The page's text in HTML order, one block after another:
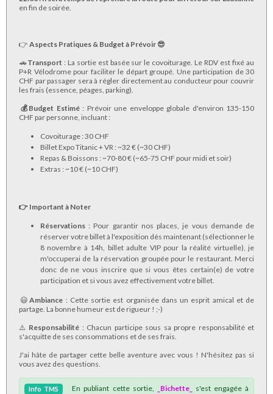
en fin de soirée.
👉 ​ Aspects Pratiques & Budget à Prévoir 😎
​🚗Transport : La sortie est basée sur le covoiturage. Le RDV est fixé au
P+R Vélodrome pour faciliter le départ groupé. Une participation de 30
CHF par passager sera à régler directement au conducteur pour couvrir
les frais (essence, péages, parking).
​💰Budget Estimé: Prévoir une enveloppe globale d'environ 135-150
CHF par personne, incluant :
Covoiturage : 30 CHF
​Billet Expo Titanic + VR : ~32 € (~30 CHF)
Repas & Boissons : ~70-80 € (~65-75 CHF pour midi et soir)
​Extras : ~10 € (~10 CHF)
👉 ​Important à Noter
Réservations : Pour garantir nos places, je vous demande de
réserver votre billet à l'exposition dès maintenant (sélectionner le
8 novembre à 14h, billet adulte VIP pour la réalité virtuelle), je
m'occuperai de la réservation groupée pour le restaurant. Merci
donc de ne vous inscrire que si vous êtes certain(e) de votre
participation et si vous avez effectivement votre billet.
​😃Ambiance : Cette sortie est organisée dans un esprit amical et de
partage. La bonne humeur est de rigueur ! ;-)
​⚠️ Responsabilité : Chacun participe sous sa propre responsabilité et
s'acquitte de ses consommations et de ses frais.
​J'ai hâte de partager cette belle aventure avec vous ! N'hésitez pas si
vous avez des questions.
Info TMS En publiant cette sortie, _Bichette_
s'est engagée à